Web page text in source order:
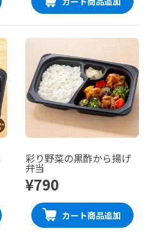
彩り野菜の黒酢から揚げ
弁当
¥790
カート商品追加